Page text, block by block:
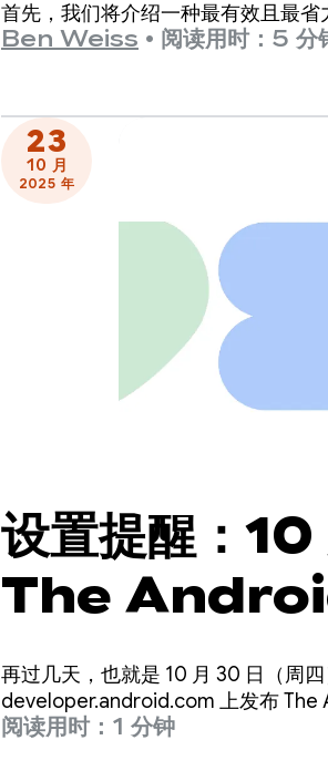
首先，我们将介绍一种最有效且最省
Ben Weiss • 阅读用时：5 分
23
10 月
2025 年
设置提醒：
The
我们将在
行现场直播
再过几天，也就是 10 月 30 日（周
developer.android.com 上发布 The
阅读用时：1 分钟